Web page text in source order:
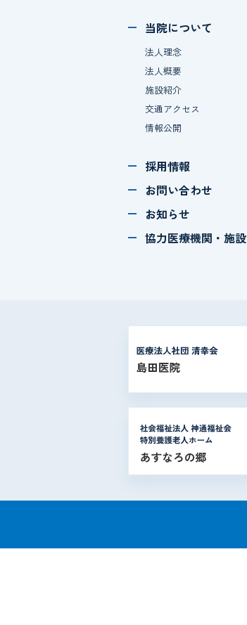
当院について
法人理念
法人概要
施設紹介
交通アクセス
情報公開
採用情報
お問い合わせ
お知らせ
協力医療機関・施設